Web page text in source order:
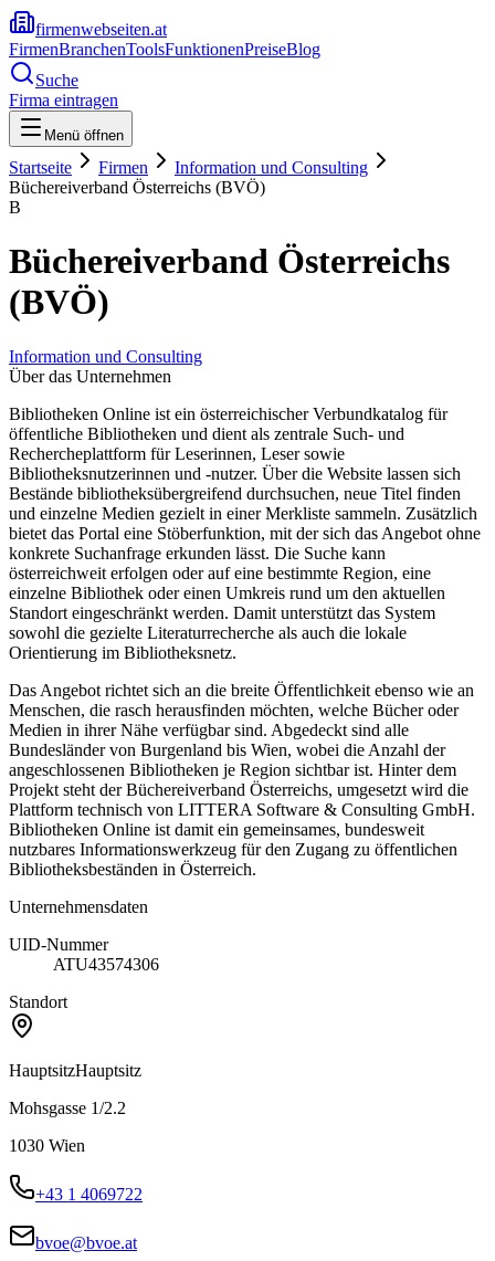
firmenwebseiten.at
FirmenBranchenToolsFunktionenPreiseBlog
Suche
Firma eintragen
Menü öffnen
Startseite Firmen
Information und Consulting
Büchereiverband Österreichs (BVÖ)
B
Büchereiverband Österreichs
(BVÖ)
Information und Consulting
Über das Unternehmen
Bibliotheken Online ist ein österreichischer Verbundkatalog für
öffentliche Bibliotheken und dient als zentrale Such- und
Rechercheplattform für Leserinnen, Leser sowie
Bibliotheksnutzerinnen und -nutzer. Über die Website lassen sich
Bestände bibliotheksübergreifend durchsuchen, neue Titel finden
und einzelne Medien gezielt in einer Merkliste sammeln. Zusätzlich
bietet das Portal eine Stöberfunktion, mit der sich das Angebot ohne
konkrete Suchanfrage erkunden lässt. Die Suche kann
österreichweit erfolgen oder auf eine bestimmte Region, eine
einzelne Bibliothek oder einen Umkreis rund um den aktuellen
Standort eingeschränkt werden. Damit unterstützt das System
sowohl die gezielte Literaturrecherche als auch die lokale
Orientierung im Bibliotheksnetz.
Das Angebot richtet sich an die breite Öffentlichkeit ebenso wie an
Menschen, die rasch herausfinden möchten, welche Bücher oder
Medien in ihrer Nähe verfügbar sind. Abgedeckt sind alle
Bundesländer von Burgenland bis Wien, wobei die Anzahl der
angeschlossenen Bibliotheken je Region sichtbar ist. Hinter dem
Projekt steht der Büchereiverband Österreichs, umgesetzt wird die
Plattform technisch von LITTERA Software & Consulting GmbH.
Bibliotheken Online ist damit ein gemeinsames, bundesweit
nutzbares Informationswerkzeug für den Zugang zu öffentlichen
Bibliotheksbeständen in Österreich.
Unternehmensdaten
UID-Nummer
ATU43574306
Standort
HauptsitzHauptsitz
Mohsgasse 1/2.2
1030 Wien
+43 1 4069722
bvoe@bvoe.at